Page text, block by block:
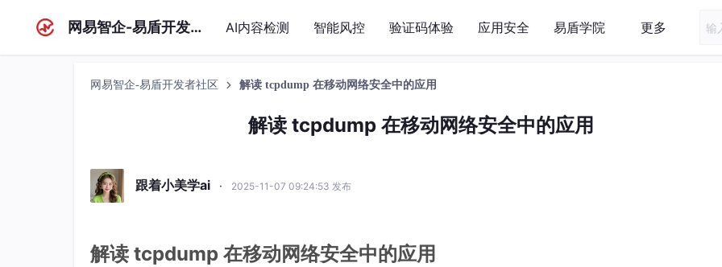
网易智企-易盾开发者社区 AI内容检测 智能风控 验证码体验 应用安全 易盾学院 更多
网易智企-易盾开发者社区 解读 tcpdump 在移动网络安全中的应用
解读 tcpdump 在移动网络安全中的应用
跟着小美学ai · 2025-11-07 09:24:53 发布
解读 tcpdump 在移动网络安全中的应用